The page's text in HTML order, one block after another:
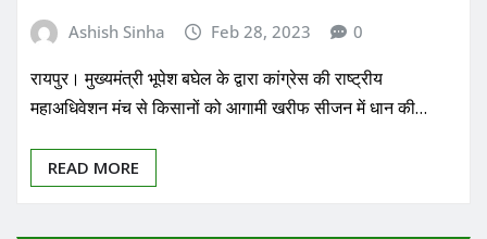
Ashish Sinha Feb 28, 2023 0
रायपुर। मुख्यमंत्री भूपेश बघेल के द्वारा कांग्रेस की राष्ट्रीय
महाअधिवेशन मंच से किसानों को आगामी खरीफ सीजन में धान की…
READ MORE